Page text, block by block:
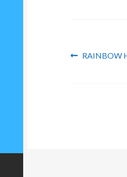
Article
RAINBOW